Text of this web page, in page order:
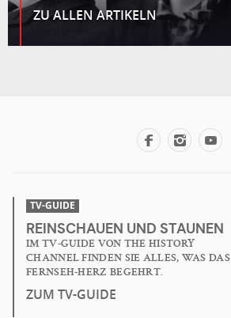
ZU ALLEN ARTIKELN
TV-GUIDE
REINSCHAUEN UND STAUNEN
IM TV-GUIDE VON THE HISTORY
CHANNEL FINDEN SIE ALLES, WAS DAS
FERNSEH-HERZ BEGEHRT.
ZUM TV-GUIDE